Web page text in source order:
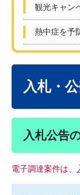
観光キャン
熱中症を予
入札・
入札公告
電子調達案件は、